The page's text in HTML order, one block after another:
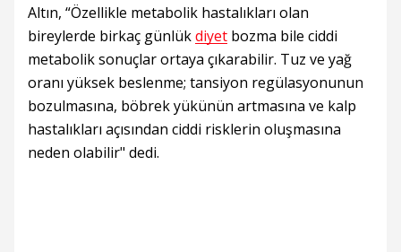
Altın, “Özellikle metabolik hastalıkları olan
bireylerde birkaç günlükdiyet bozma bile ciddi
metabolik sonuçlar ortaya çıkarabilir. Tuz ve yağ
oranı yüksek beslenme; tansiyon regülasyonunun
bozulmasına, böbrek yükünün artmasına ve kalp
hastalıkları açısından ciddi risklerin oluşmasına
neden olabilir" dedi.